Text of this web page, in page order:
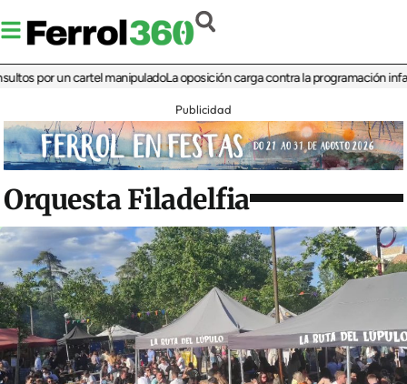
por un cartel manipuladoLa oposición carga contra la programación infantil
Publicidad
Orquesta Filadelfia